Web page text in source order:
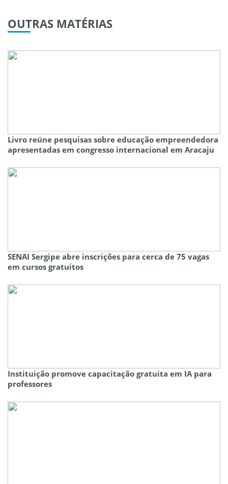
OUTRAS MATÉRIAS
Livro reúne pesquisas sobre educação empreendedora
apresentadas em congresso internacional em Aracaju
SENAI Sergipe abre inscrições para cerca de 75 vagas
em cursos gratuitos
Instituição promove capacitação gratuita em IA para
professores